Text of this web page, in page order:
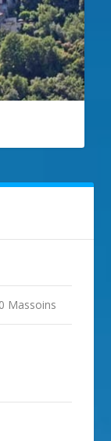
Massoins